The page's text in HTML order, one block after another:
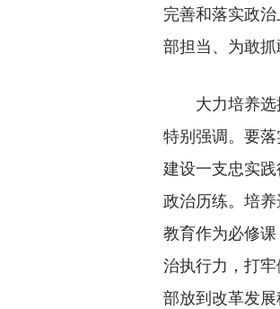
完善和落实政
部担当、为敢
大力培养选
特别强调。要
建设一支忠实
政治历练。培
教育作为必修
治执行力，打
部放到改革发